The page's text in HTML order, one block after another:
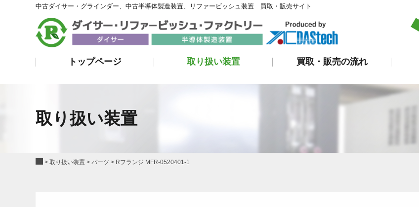
中古ダイサー・グラインダー、中古半導体製造装置、リファービッシュ装置 買取・販売サイト
トップページ 取り扱い装置 買取・販売の流れ
取り扱い装置
> 取り扱い装置 > パーツ > Rフランジ MFR-0520401-1